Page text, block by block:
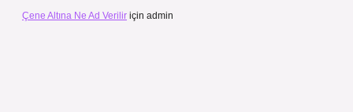
Çene Altına Ne Ad Verilir için admin